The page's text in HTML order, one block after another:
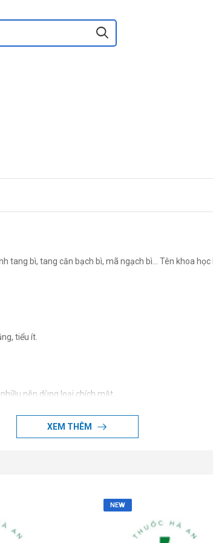
tang bì, tang căn bạch bì, mã ngạch bì... Tên khoa
tiểu ít.
nên dùng loại chích mật.
XEM THÊM
NEW